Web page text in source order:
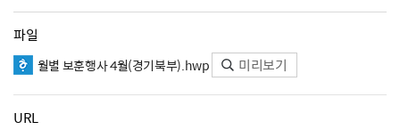
파일
월별 보훈행사 4월(경기북부).hwp 미리보기
URL